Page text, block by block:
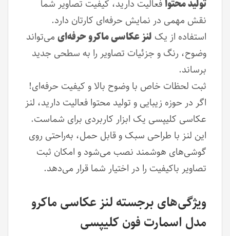
تولید محتوافعالیت دارید، کیفیت تصاویر شما
نقش مهمی در نمایش حرفه‌ای کارتان دارد.
استفاده از یک لنز عکاسی ماکرو حرفه‌ایمی‌تواند
وضوح، رنگ و جزئیات تصاویر را به سطحی جدید
برساند.
ثبت لحظات خاص با وضوح بالا و کیفیت حرفه‌ای!
اگر در حوزه زیبایی و تولید محتوا فعالیت دارید، لنز
عکاسی کلیپسی یک ابزار کاربردی برای شماست.
این لنز با طراحی سبک و قابل حمل، به‌راحتی روی
گوشی‌های هوشمند نصب می‌شود و امکان ثبت
تصاویر باکیفیت را در اختیار شما قرار می‌دهد.
ویژگی‌های برجسته لنز عکاسی ماکرو
مدل اسمارت فون کلیپسی